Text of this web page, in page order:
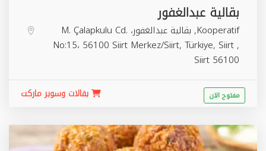
بقالية عبدالغفور
Kooperatif, بقالية عبدالغفور، M. Çalapkulu Cd.
No:15، 56100 Siirt Merkez/Siirt, Türkiye, Siirt,
Siirt 56100
بقالات وسوبر ماركت مفتوح الان